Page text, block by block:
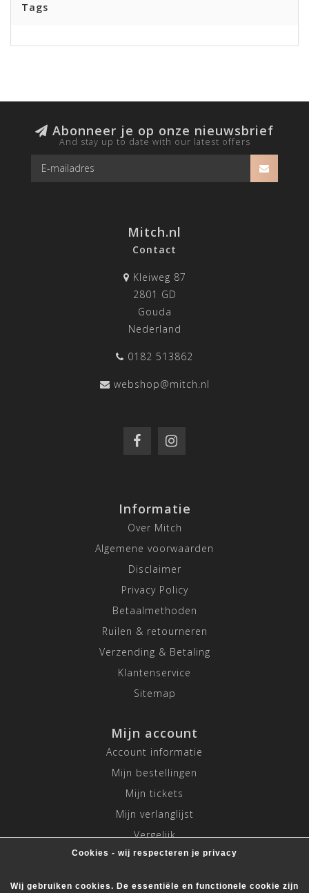
Tags
Cookies - wij respecteren je privacy
Wij gebruiken cookies. De essentiële en functionele cookie zijn
Abonneer je op onze nieuwsbrief
And stay up to date with our latest offers
Mitch.nl
Contact
Kleiweg 87
2801 GD
Gouda
Nederland
0182 513862
webshop@mitch.nl
Informatie
Over Mitch
Algemene voorwaarden
Disclaimer
Privacy Policy
Betaalmethoden
Ruilen & retourneren
Verzending & Betaling
Klantenservice
Sitemap
Mijn account
Account informatie
Mijn bestellingen
Mijn tickets
Mijn verlanglijst
Vergelijk
Alle producten